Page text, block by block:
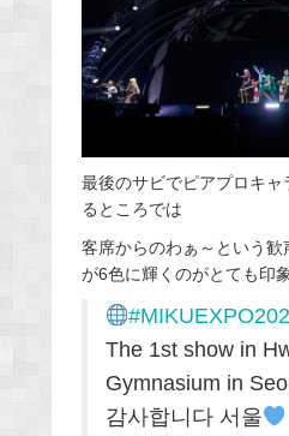
最後のサビでピアプロキ
るところでは
客席からのわぁ～という歓
が6色に輝くのがとても印
The 1st show in
Gymnasium in
감사합니다 서울